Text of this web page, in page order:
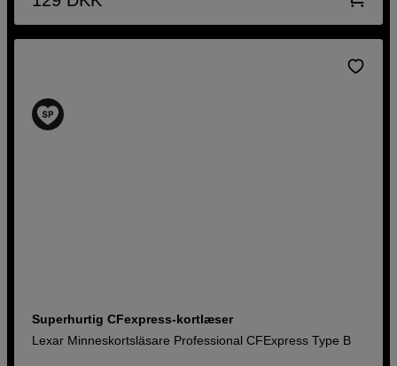
Superhurtig CFexpress-kortlæser
Lexar Minneskortsläsare Professional CFExpress Type B